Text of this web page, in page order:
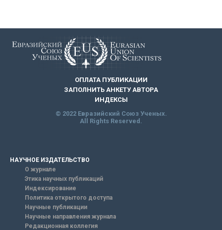
ОПЛАТА ПУБЛИКАЦИИ
ЗАПОЛНИТЬ АНКЕТУ АВТОРА
ИНДЕКСЫ
© 2022 Евразийский Союз Ученых.
All Rights Reserved.
НАУЧНОЕ ИЗДАТЕЛЬСТВО
О журнале
Этика научных публикаций
Индексирование
Политика открытого доступа
Научные публикации
Научные направления журнала
Редакционная коллегия